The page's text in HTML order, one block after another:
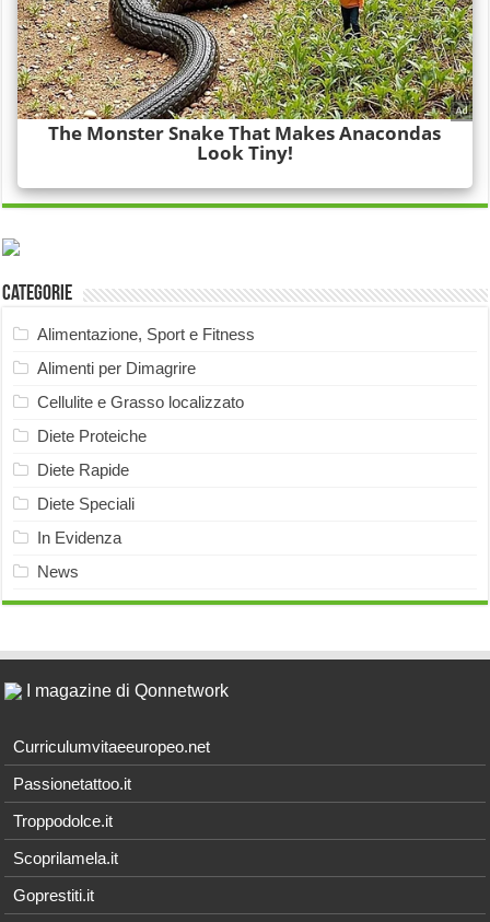
Categorie
Alimentazione, Sport e Fitness
Alimenti per Dimagrire
Cellulite e Grasso localizzato
Diete Proteiche
Diete Rapide
Diete Speciali
In Evidenza
News
I magazine di Qonnetwork
Curriculumvitaeeuropeo.net
Passionetattoo.it
Troppodolce.it
Scoprilamela.it
Goprestiti.it